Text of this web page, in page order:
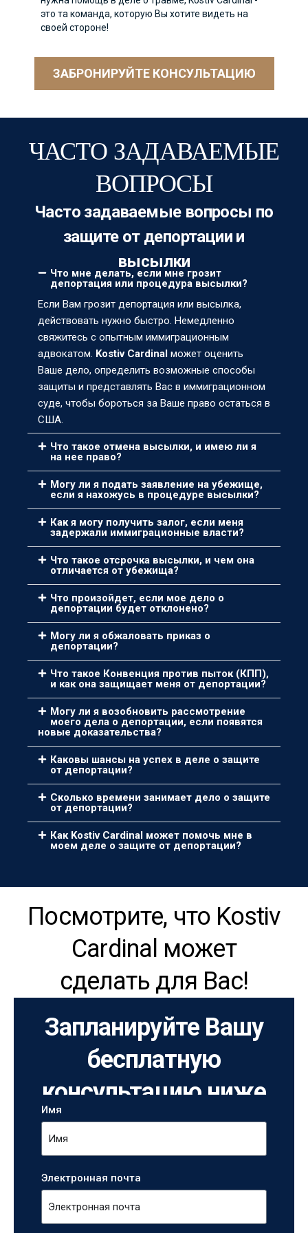
знания и сострадательный подход.
ЗАБРОНИРУЙТЕ КОНСУЛЬТАЦИЮ
ЧАСТО ЗАДАВАЕМЫЕ
ВОПРОСЫ
Часто задаваемые вопросы по
защите от депортации и
высылки
Что мне делать, если мне грозит
депортация или процедура высылки?
Если Вам грозит депортация или высылка,
действовать нужно быстро. Немедленно
свяжитесь с опытным иммиграционным
адвокатом. Kostiv Cardinal может оценить
Ваше дело, определить возможные способы
защиты и представлять Вас в иммиграционном
суде, чтобы бороться за Ваше право остаться в
США.
Что такое отмена высылки, и имею ли я
на нее право?
Могу ли я подать заявление на убежище,
если я нахожусь в процедуре высылки?
Как я могу получить залог, если меня
задержали иммиграционные власти?
Что такое отсрочка высылки, и чем она
отличается от убежища?
Что произойдет, если мое дело о
депортации будет отклонено?
Могу ли я обжаловать приказ о
депортации?
Что такое Конвенция против пыток (КПП),
и как она защищает меня от депортации?
Могу ли я возобновить рассмотрение
моего дела о депортации, если появятся
новые доказательства?
Каковы шансы на успех в деле о защите
от депортации?
Сколько времени занимает дело о защите
от депортации?
Как Kostiv Cardinal может помочь мне в
моем деле о защите от депортации?
Посмотрите, что Kostiv
Cardinal может
сделать для Вас!
Запланируйте Вашу
бесплатную
консультацию ниже
Имя
Электронная почта